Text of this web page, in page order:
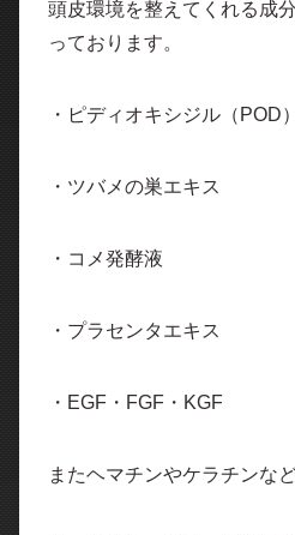
頭皮環境を整えてくれる成
っております。
・ピディオキシジル（POD）
・ツバメの巣エキス
・コメ発酵液
・プラセンタエキス
・EGF・FGF・KGF
またヘマチンやケラチンな